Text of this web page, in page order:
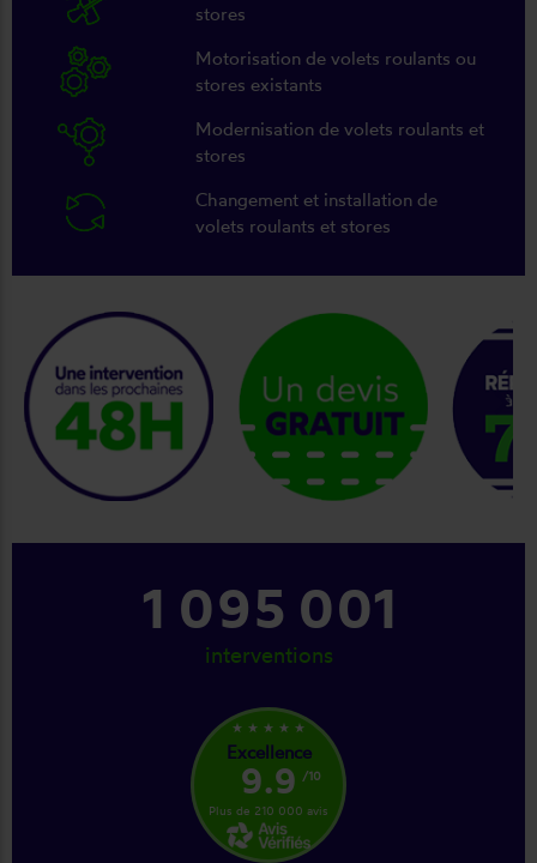
stores
Motorisation de volets roulants ou
stores existants
Modernisation de volets roulants et
stores
Changement et installation de
volets roulants et stores
keyboard_arrow_right
1 241 001
interventions
star_rate star_rate star_rate star_rate star_rate
Excellence
9.9 /10
Plus de 210 000 avis